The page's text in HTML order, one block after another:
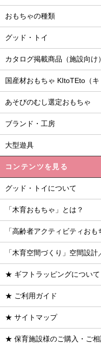
おもちゃの種類
グッド・トイ
カタログ掲載商品（施設向け）
国産材おもちゃ KItoTEto（キ
あそびのむし選定おもちゃ
ブランド・工房
大型遊具
コンテンツを見る
グッド・トイについて
「木育おもちゃ」とは？
「高齢者アクティビティおも
「木育空間づくり」空間設
★ ギフトラッピングについて
★ ご利用ガイド
★ サイトマップ
★ 保育施設様のご購入・ご相